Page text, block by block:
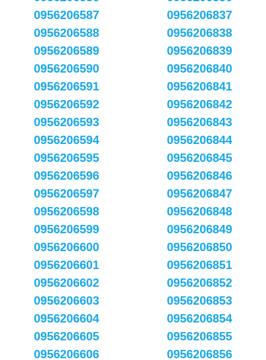
0956206587
0956206588
0956206589
0956206590
0956206591
0956206592
0956206593
0956206594
0956206595
0956206596
0956206597
0956206598
0956206599
0956206600
0956206601
0956206602
0956206603
0956206604
0956206605
0956206606
0956206837
0956206838
0956206839
0956206840
0956206841
0956206842
0956206843
0956206844
0956206845
0956206846
0956206847
0956206848
0956206849
0956206850
0956206851
0956206852
0956206853
0956206854
0956206855
0956206856